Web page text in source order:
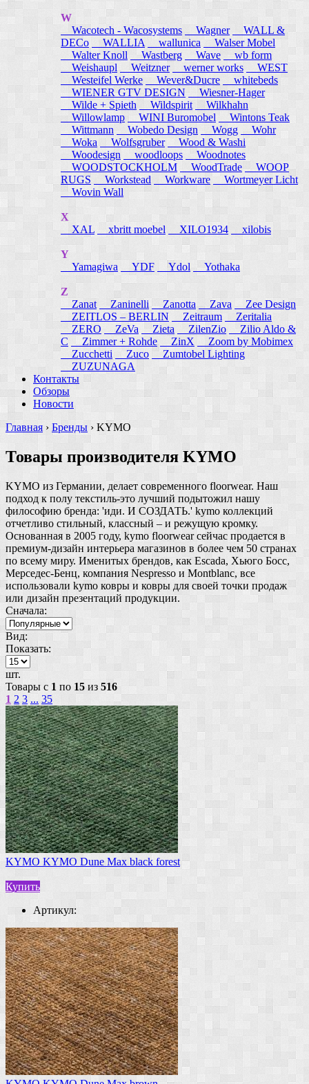
W
Wacotech - Wacosystems
Wagner
WALL &
DECo
WALLIA wallunica
Walser Mobel
Walter Knoll
Wastberg Wave
wb form
Weishaupl
Weitzner werner works
WEST
Westeifel Werke
Wever&Ducre
whitebeds
WIENER GTV DESIGN
Wiesner-Hager
Wilde + Spieth
Wildspirit
Wilkhahn
Willowlamp
WINI Buromobel
Wintons Teak
Wittmann
Wobedo Design Wogg
Wohr
Woka
Wolfsgruber
Wood & Washi
Woodesign
woodloops
Woodnotes
WOODSTOCKHOLM
WoodTrade
WOOP
RUGS
Workstead Workware
Wortmeyer Licht
Wovin Wall
X
XAL
xbritt moebel XILO1934 xilobis
Y
Yamagiwa
YDF Ydol Yothaka
Z
Zanat
Zaninelli Zanotta Zava
Zee Design
ZEITLOS – BERLIN
Zeitraum
Zeritalia
ZERO
ZeVa Zieta ZilenZio
Zilio Aldo &
C
Zimmer + Rohde ZinX
Zoom by Mobimex
Zucchetti
Zuco
Zumtobel Lighting
ZUZUNAGA
Контакты
Обзоры
Новости
Главная › Бренды › KYMO
Товары производителя KYMO
KYMO из Германии, делает современного floorwear. Наш
подход к полу текстиль-это лучший подытожил нашу
философию бренда: 'иди. И СОЗДАТЬ.' kymo коллекций
отчетливо стильный, классный – и режущую кромку.
Основанная в 2005 году, kymo floorwear сейчас продается в
премиум-дизайн интерьера магазинов в более чем 50 странах
по всему миру. Именитых брендов, как Escada, Хьюго Босс,
Мерседес-Бенц, компания Nespresso и Montblanc, все
использовали kymo ковры и ковры для своей точки продаж
или дизайн презентаций продукции.
Сначала:
Вид:
Показать:
шт.
Товары с 1 по 15 из 516
1 2 3 ... 35
KYMO KYMO Dune Max black forest
Купить
Артикул: